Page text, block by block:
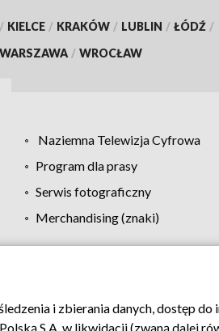
/ KIELCE / KRAKÓW / LUBLIN / ŁÓDŹ /
WARSZAWA / WROCŁAW
Naziemna Telewizja Cyfrowa
Program dla prasy
Serwis fotograficzny
Merchandising (znaki)
Biuro reklamy Kontakt
i zbierania danych, dostęp
S.A. w likwidacji (zwaną dalej